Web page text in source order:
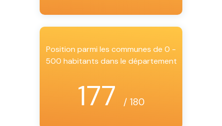
Position parmi les communes de 0 -
500 habitants dans le département
177 / 180